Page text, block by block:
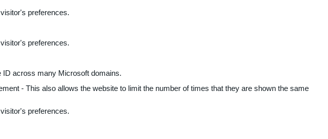
preferences.
preferences.
across many Microsoft domains.
- This also allows the website to limit the number of times that they are shown the same
preferences.